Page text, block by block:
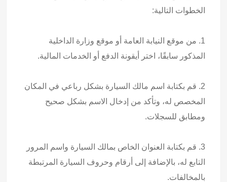
الخطوات التالية:
1. من موقع النيابة العامة أو موقع وزارة الداخلية
المذكور سابقًا، اختر أيقونة الدفع أو الخدمات المالية.
2. قم بكتابة اسم مالك السيارة بشكل رباعي في المكان
المخصص له، وتأكد من إدخال الاسم بشكل صحيح
ومطابق للسجلات.
3. قم بكتابة العنوان الخاص بمالك السيارة واسم المرور
التابع له، بالإضافة إلى أرقام وحروف السيارة المرتبطة
بالمخالفات.